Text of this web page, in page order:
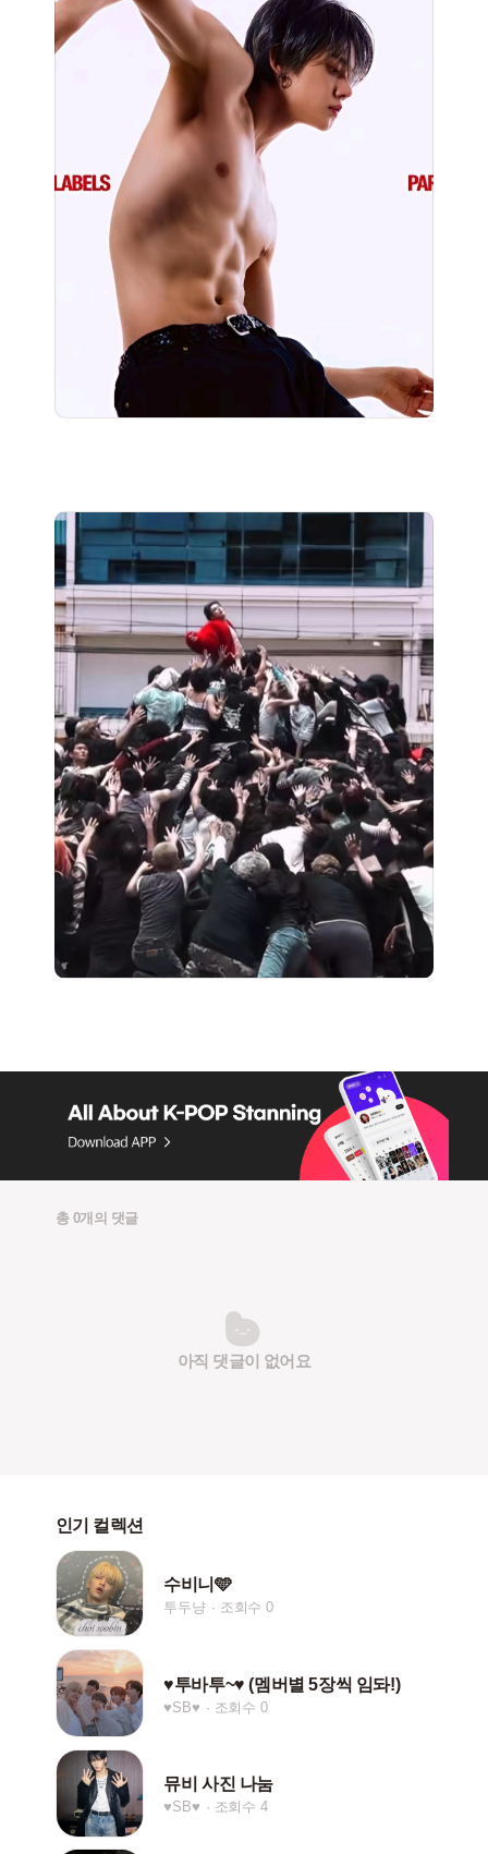
총 0개의 댓글
아직 댓글이 없어요
인기 컬렉션
수비니🩵
투두냥 조회수 0
♥투바투~♥ (멤버별 5장씩 임돠!)
♥SB♥ 조회수 0
뮤비 사진 나눔
♥SB♥ 조회수 4